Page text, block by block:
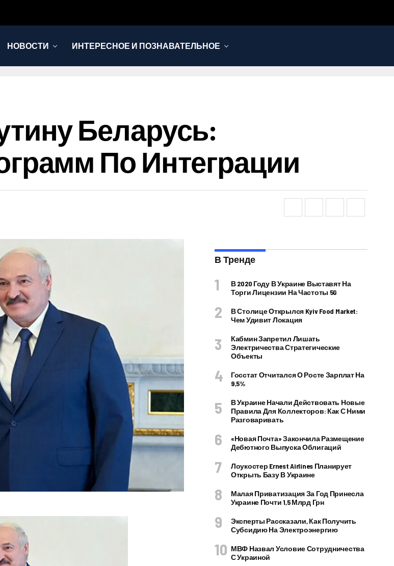
НОВОСТИ ИНТЕРЕСНОЕ И ПОЗНАВАТЕЛЬНОЕ
Беларусь:
По Интеграции
В Тренде
В 2020 Году В Украине Выставят На
Торги Лицензии На Частоты 5G
В Столице Открылся Kyiv Food Market:
Чем Удивит Локация
Кабмин Запретил Лишать
Электричества Стратегические
Объекты
Госстат Отчитался О Росте Зарплат На
9,5%
В Украине Начали Действовать Новые
Правила Для Коллекторов: Как С Ними
Разговаривать
«Новая Почта» Закончила Размещение
Дебютного Выпуска Облигаций
Лоукостер Ernest Airlines Планирует
Открыть Базу В Украине
Малая Приватизация За Год Принесла
Украине Почти 1,5 Млрд Грн
Эксперты Рассказали, Как Получить
Субсидию На Электроэнергию
МВФ Назвал Условие Сотрудничества
С Украиной